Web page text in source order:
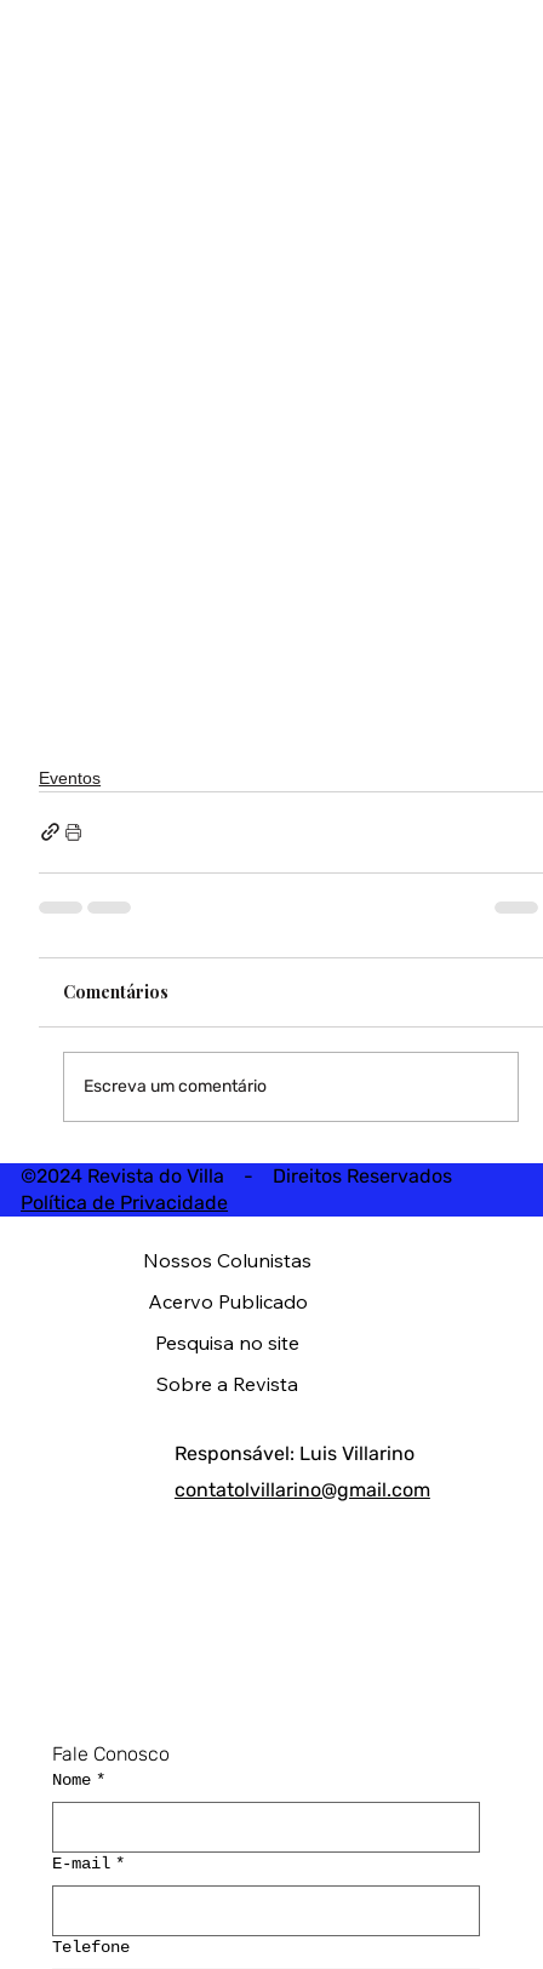
Eventos
Comentários
Escreva um comentário
©2024 Revista do Villa - Direitos Reservados
Política de Privacidade
Fale Conosco
Nome *
E-mail *
Telefone
Responsável: Luis Villarino
contatolvillarino@gmail.com
Nossos Colunistas
Acervo Publicado
Pesquisa no site
Sobre a Revista